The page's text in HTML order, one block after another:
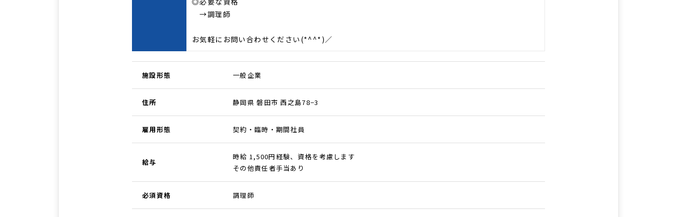
→調理師
お気軽にお問い合わせください(*^^*)／
施設形態 一般企業
住所 静岡県 磐田市 西之島78−3
雇用形態 契約・臨時・期間社員
給与
時給 1,500円経験、資格を考慮します
その他責任者手当あり
必須資格 調理師